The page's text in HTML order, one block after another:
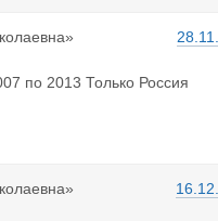
по 2013 Только Россия